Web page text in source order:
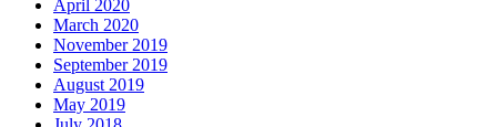
April 2020
March 2020
November 2019
September 2019
August 2019
May 2019